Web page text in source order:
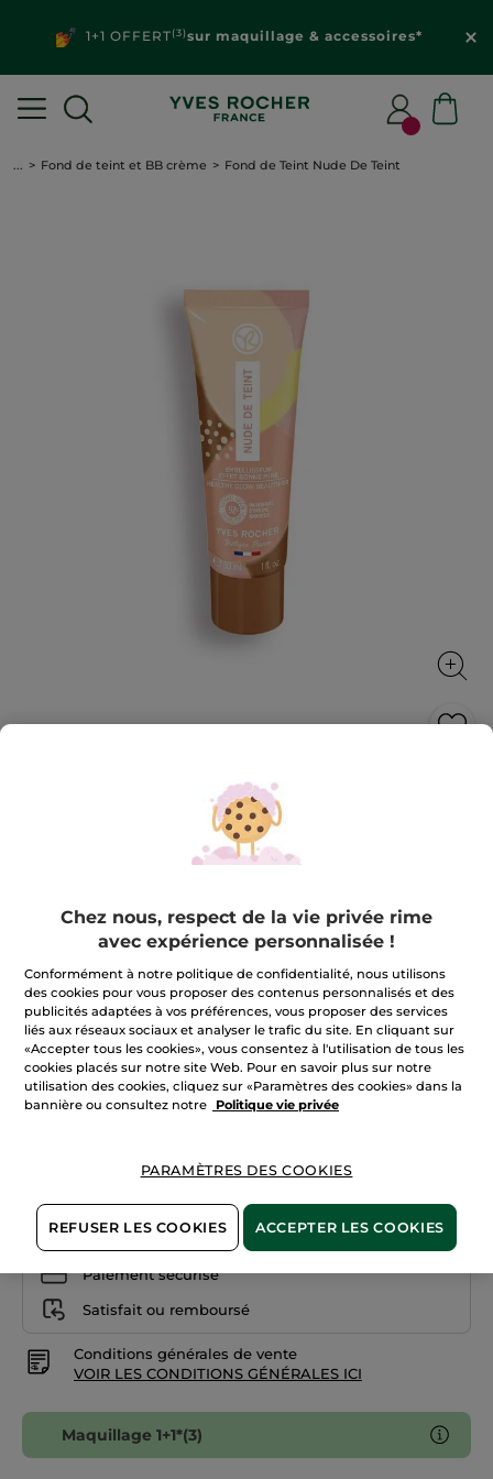
1+1 OFFERT(3)sur maquillage & accessoires*
... Fond de teint et BB crème Fond de Teint Nude De Teint
Fond de Teint Nude De Teint
L’embellisseur de teint offre un résultat bonne mine
et une hydratation instantanée.
30 ml
3.9
sur
étoiles.
les
avis
sur
de
Teint
Nude
De
Teint
20,90 €
Halé
Quantité
AJOUTER AU PANIER
Livraison à partir du
12/08
Paiement sécurisé
Satisfait ou remboursé
Conditions générales de vente
VOIR LES CONDITIONS GÉNÉRALES ICI
Maquillage 1+1*(3)
Chez nous, respect de la vie privée rime
avec expérience personnalisée !
Conformément à notre politique de confidentialité, nous utilisons
des cookies pour vous proposer des contenus personnalisés et des
publicités adaptées à vos préférences, vous proposer des services
liés aux réseaux sociaux et analyser le trafic du site. En cliquant sur
«Accepter tous les cookies», vous consentez à l'utilisation de tous les
cookies placés sur notre site Web. Pour en savoir plus sur notre
utilisation des cookies, cliquez sur «Paramètres des cookies» dans la
bannière ou consultez notre
Politique vie privée
PARAMÈTRES DES COOKIES
REFUSER LES COOKIES ACCEPTER LES COOKIES